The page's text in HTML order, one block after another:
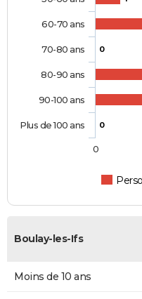
0
0
60-70 ans
70-80 ans
80-90 ans
90-100 ans
Plus de 100 ans
0
Boulay-les-Ifs
Moins de 10 ans